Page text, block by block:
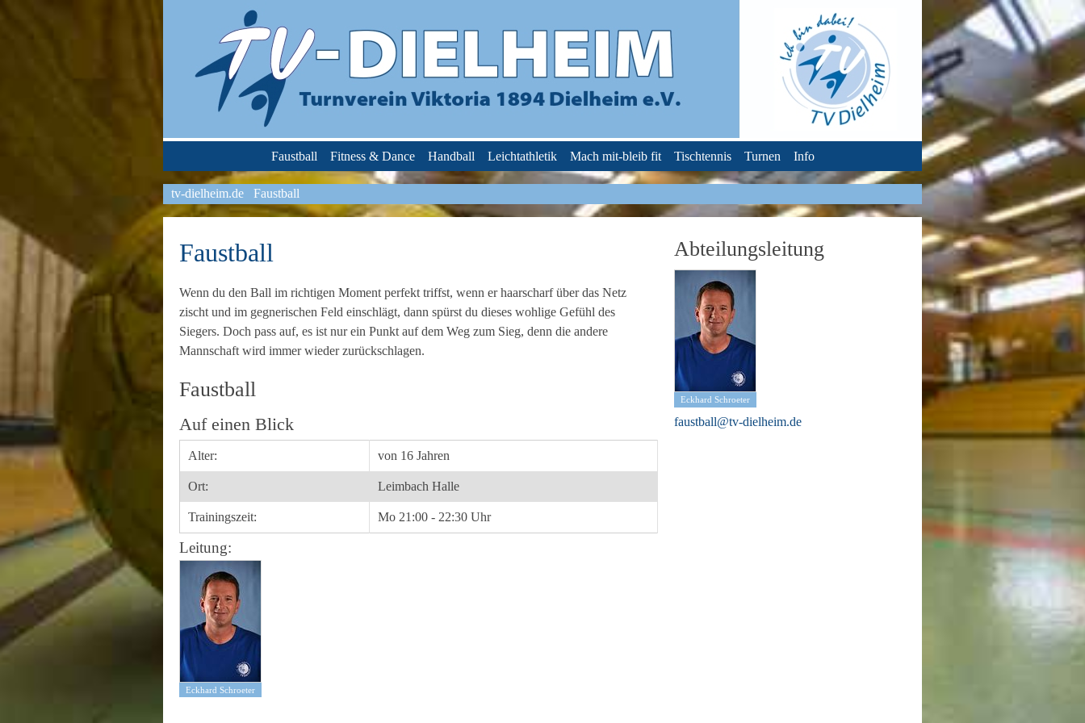
Faustball Fitness & Dance Handball Leichtathletik Mach mit-bleib fit Tischtennis Turnen Info
tv-dielheim.de Faustball
Faustball
Wenn du den Ball im richtigen Moment perfekt triffst, wenn er haarscharf über das Netz
zischt und im gegnerischen Feld einschlägt, dann spürst du dieses wohlige Gefühl des
Siegers. Doch pass auf, es ist nur ein Punkt auf dem Weg zum Sieg, denn die andere
Mannschaft wird immer wieder zurückschlagen.
Faustball
Auf einen Blick
Alter: von 16 Jahren
Ort: Leimbach Halle
Trainingszeit: Mo 21:00 - 22:30 Uhr
Leitung:
Eckhard Schroeter
Abteilungsleitung
Eckhard Schroeter
faustball@tv-dielheim.de